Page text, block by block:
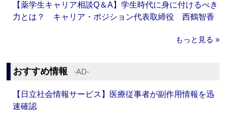
【薬学生キャリア相談Q＆A】学生時代に身に付けるべき
力とは？ キャリア・ポジション代表取締役 西鶴智香
もっと見る »
おすすめ情報 ‐AD‐
【日立社会情報サービス】医療従事者が副作用情報を迅
速確認